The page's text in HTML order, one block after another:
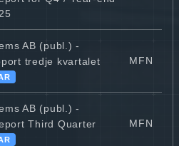
AB (publ.) -
tredje kvartalet
MFN
AB (publ.) -
Third Quarter
MFN